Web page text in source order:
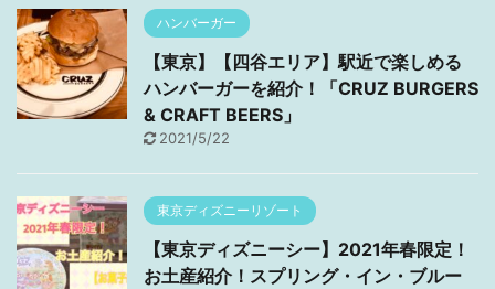
ハンバーガー
【東京】【四谷エリア】駅近で楽しめる
ハンバーガーを紹介！「CRUZ BURGERS
& CRAFT BEERS」
2021/5/22
東京ディズニーリゾート
【東京ディズニーシー】2021年春限定！
お土産紹介！スプリング・イン・ブルー